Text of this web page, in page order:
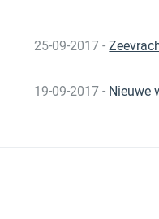
25-09-2017 -
19-09-2017 - Nieuwe